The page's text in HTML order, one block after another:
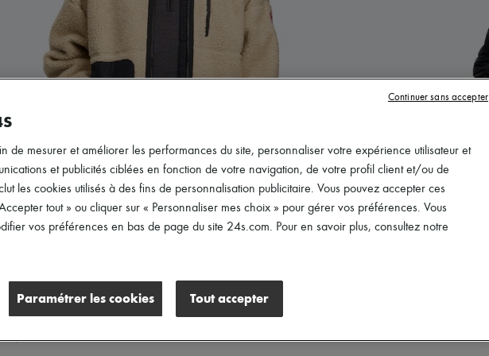
de mesurer et améliorer les performances du site, personnaliser votre expérience utilisateur et
et publicités ciblées en fonction de votre navigation, de votre profil client et/ou de
les cookies utilisés à des fins de personnalisation publicitaire. Vous pouvez accepter ces
tout » ou cliquer sur « Personnaliser mes choix » pour gérer vos préférences. Vous
vos préférences en bas de page du site 24s.com. Pour en savoir plus, consultez notre
Paramétrer les cookies Tout accepter
Continuer sans accepter